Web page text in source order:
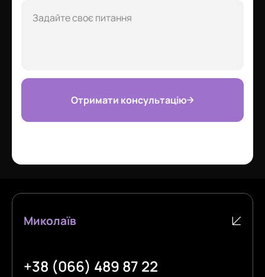
Отримати консультацію
Миколаїв
+38 (066) 489 87 22